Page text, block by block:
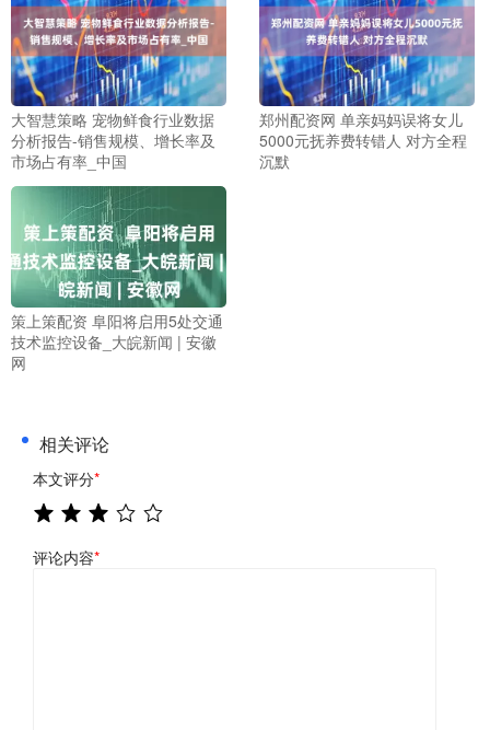
大智慧策略 宠物鲜食行业数据
分析报告-销售规模、增长率及
市场占有率_中国
郑州配资网 单亲妈妈误将女儿
5000元抚养费转错人 对方全程
沉默
策上策配资 阜阳将启用5处交通
技术监控设备_大皖新闻 | 安徽
网
相关评论
本文评分*
评论内容*